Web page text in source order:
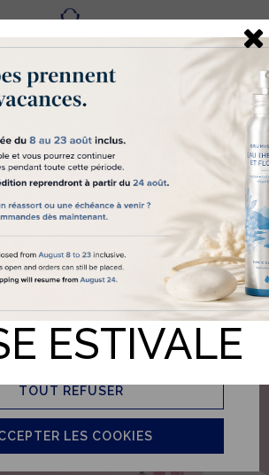
Eng
nous aident à
un service de
utilise des cookies et des
similaires pour diverses raisons,
réaliser des statistiques et vous
personnalisés. Pour nous
certain d’entre eux, nous avons
accord en cliquant sur le bouton «
». Si vous souhaitez obtenir
sur les Cookies que nous
paramétrage, vous pouvez consulter
. Si vous ne
« Accepter les cookies » nous
ceux strictement nécessaires au bon
du site internet.
TOUT REFUSER
LES COOKIES
ESTIVALE